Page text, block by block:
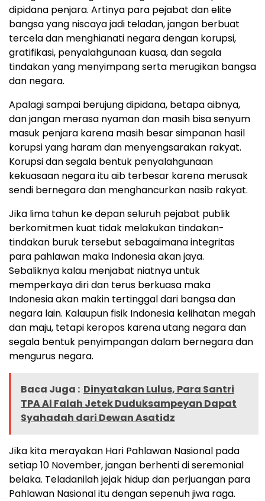
dipidana penjara. Artinya para pejabat dan elite
bangsa yang niscaya jadi teladan, jangan berbuat
tercela dan menghianati negara dengan korupsi,
gratifikasi, penyalahgunaan kuasa, dan segala
tindakan yang menyimpang serta merugikan bangsa
dan negara.
Apalagi sampai berujung dipidana, betapa aibnya,
dan jangan merasa nyaman dan masih bisa senyum
masuk penjara karena masih besar simpanan hasil
korupsi yang haram dan menyengsarakan rakyat.
Korupsi dan segala bentuk penyalahgunaan
kekuasaan negara itu aib terbesar karena merusak
sendi bernegara dan menghancurkan nasib rakyat.
Jika lima tahun ke depan seluruh pejabat publik
berkomitmen kuat tidak melakukan tindakan-
tindakan buruk tersebut sebagaimana integritas
para pahlawan maka Indonesia akan jaya.
Sebaliknya kalau menjabat niatnya untuk
memperkaya diri dan terus berkuasa maka
Indonesia akan makin tertinggal dari bangsa dan
negara lain. Kalaupun fisik Indonesia kelihatan megah
dan maju, tetapi keropos karena utang negara dan
segala bentuk penyimpangan dalam bernegara dan
mengurus negara.
Baca Juga : Dinyatakan Lulus, Para Santri
TPA Al Falah Jetek Duduksampeyan Dapat
Syahadah dari Dewan Asatidz
Jika kita merayakan Hari Pahlawan Nasional pada
setiap 10 November, jangan berhenti di seremonial
belaka. Teladanilah jejak hidup dan perjuangan para
Pahlawan Nasional itu dengan sepenuh jiwa raga.